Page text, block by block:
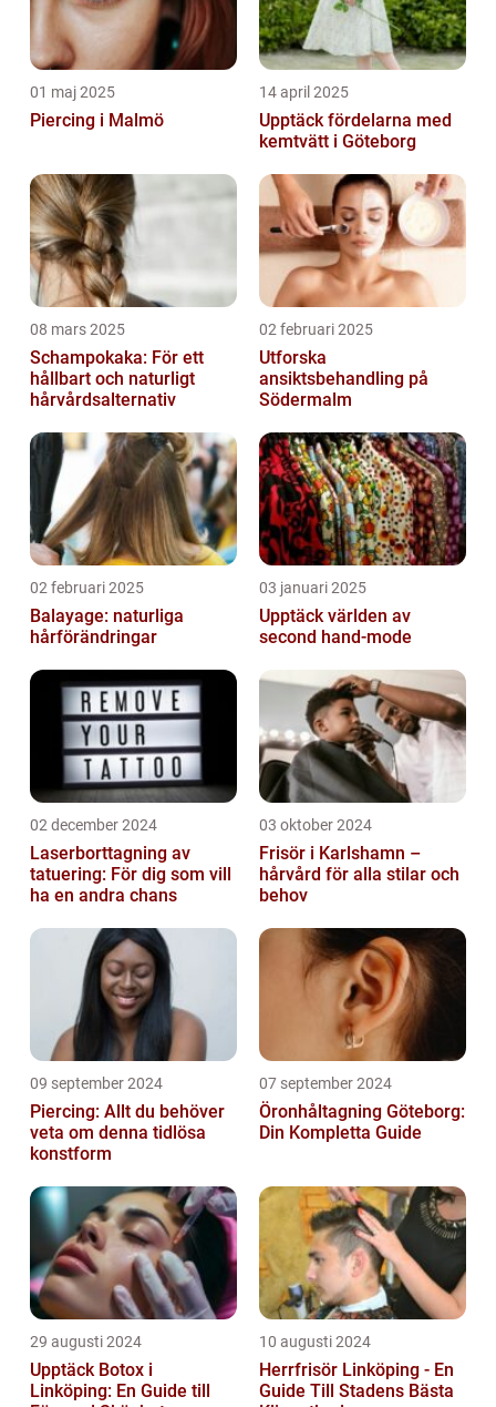
01 maj 2025
Piercing i Malmö
14 april 2025
Upptäck fördelarna med
kemtvätt i Göteborg
08 mars 2025
Schampokaka: För ett
hållbart och naturligt
hårvårdsalternativ
02 februari 2025
Utforska
ansiktsbehandling på
Södermalm
02 februari 2025
Balayage: naturliga
hårförändringar
03 januari 2025
Upptäck världen av
second hand-mode
02 december 2024
Laserborttagning av
tatuering: För dig som vill
ha en andra chans
03 oktober 2024
Frisör i Karlshamn –
hårvård för alla stilar och
behov
09 september 2024
Piercing: Allt du behöver
veta om denna tidlösa
konstform
07 september 2024
Öronhåltagning Göteborg:
Din Kompletta Guide
29 augusti 2024
Upptäck Botox i
Linköping: En Guide till
10 augusti 2024
Herrfrisör Linköping - En
Guide Till Stadens Bästa